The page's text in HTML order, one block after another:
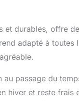
et durables, offre
adapté à toutes
au passage du
hiver et reste frais